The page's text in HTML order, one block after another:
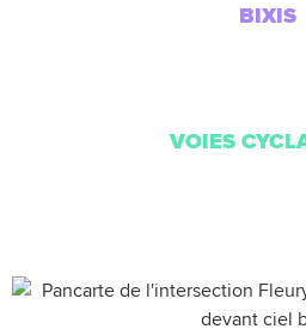
BIXIS
VOIES